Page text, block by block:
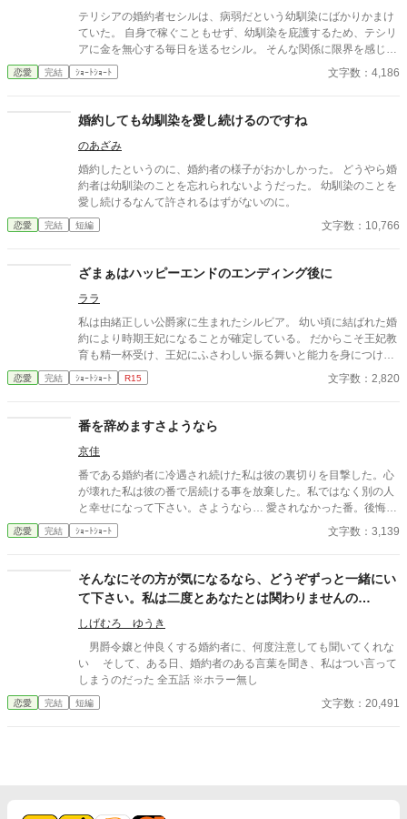
テリシアの婚約者セシルは、病弱だという幼馴染にばかりかまけ
ていた。 自身で稼ぐこともせず、幼馴染を庇護するため、テシリ
アに金を無心する毎日を送るセシル。 そんな関係に限界を感じ、
テリシアはセシルに婚約破棄を突き付けた。 テリシアに見捨てら
れたセシルは、てっきりその幼馴染と添い遂げると思われたが―
た！？ はたして、物語の結末は――？
恋愛 完結 ｼｮｰﾄｼｮｰﾄ 文字数：4,186
婚約しても幼馴染を愛し続けるのですね
のあざみ
婚約したというのに、婚約者の様子がおかしかった。 どうやら婚
約者は幼馴染のことを忘れられないようだった。 幼馴染のことを
愛し続けるなんて許されるはずがないのに。
恋愛 完結 短編 文字数：10,766
ざまぁはハッピーエンドのエンディング後に
ララ
私は由緒正しい公爵家に生まれたシルビア。 幼い頃に結ばれた婚
約により時期王妃になることが確定している。 だからこそ王妃教
育も精一杯受け、王妃にふさわしい振る舞いと能力を身につけ
た。 特に婚約者である王太子は少し？いやかなり頭が足りないの
だ。 余計に私が頑張らなければならない。 王妃となり国を支え
た。 学園にピンク色の髪を持つ少女が現れたからだ。 なんとその
子は自身をヒロイン？だとか言って婚約者のいるしかも王族であ
る王太子に馴れ馴れしく接してきた。 何度かそれを諌めるも聞く
耳を持たず挙句の果てには私がいじめてくるだなんだ言って王太
子に泣きついた。 なんと王太子は彼女の言葉を全て鵜呑みにして
私を悪女に仕立て上げ国外追放をいい渡す。 はぁ〜、一体誰の悪
けれどどうかお忘れにならないでくださいな？ 全ての責はあなた
っ、これからが楽しみだわ。
恋愛 完結 ｼｮｰﾄｼｮｰﾄ R15 文字数：2,820
番を辞めますさようなら
京佳
番である婚約者に冷遇され続けた私は彼の裏切りを目撃した。心
が壊れた私は彼の番で居続ける事を放棄した。私ではなく別の人
と幸せになって下さい。さようなら… 愛されなかった番。後悔ざ
まぁ。すれ違いエンド。ゆるゆる設定。 ※沢山のお気に入り＆い
いねをありがとうございます。感謝感謝♡
恋愛 完結 ｼｮｰﾄｼｮｰﾄ 文字数：3,139
そんなにその方が気になるなら、どうぞずっと一緒にい
て下さい。私は二度とあなたとは関わりませんの
で……。
しげむろ ゆうき
男爵令嬢と仲良くする婚約者に、何度注意しても聞いてくれな
い そして、ある日、婚約者のある言葉を聞き、私はつい言って
しまうのだった 全五話 ※ホラー無し
恋愛 完結 短編 文字数：20,491